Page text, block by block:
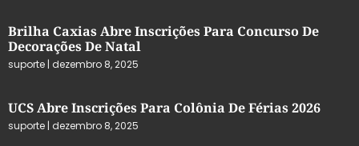
Brilha Caxias Abre Inscrições Para Concurso De
Decorações De Natal
suporte dezembro 8, 2025
UCS Abre Inscrições Para Colônia De Férias 2026
suporte dezembro 8, 2025